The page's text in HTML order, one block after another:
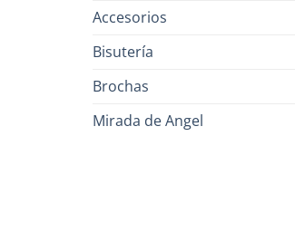
Accesorios
Bisutería
Brochas
Mirada de Angel